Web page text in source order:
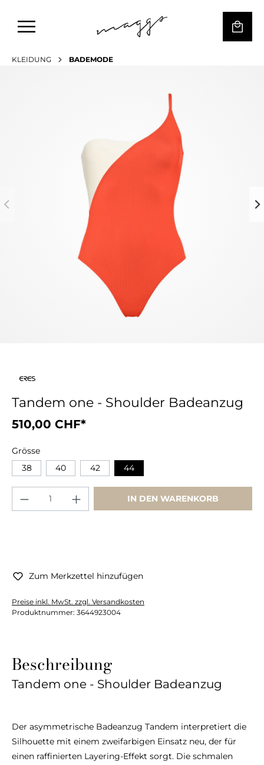
KLEIDUNG BADEMODE
Tandem one - Shoulder Badeanzug
510,00 CHF*
Grösse
38
40 42 44
IN DEN WARENKORB
Zum Merkzettel hinzufügen
Preise inkl. MwSt. zzgl. Versandkosten
Produktnummer: 3644923004
Beschreibung
Tandem one - Shoulder Badeanzug
Der asymmetrische Badeanzug Tandem interpretiert die
Silhouette mit einem zweifarbigen Einsatz neu, der für
einen raffinierten Layering-Effekt sorgt. Die schmalen